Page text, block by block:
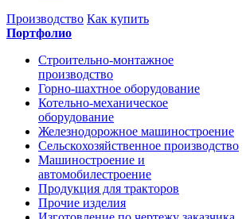
Производство Как купить
Портфолио
Строительно-монтажное
производство
Горно-шахтное оборудование
Котельно-механическое
оборудование
Железнодорожное машиностроение
Сельскохозяйственное производство
Машиностроение и
автомобилестроение
Продукция для тракторов
Прочие изделия